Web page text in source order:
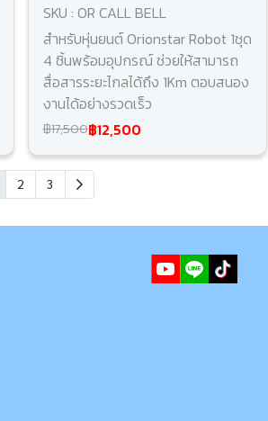
SKU : OR CALL BELL
สำหรับหุ่นยนต์ Orionstar Robot 1ชุด
4 ชิ้นพร้อมอุปกรณ์ ช่วยให้สามารถ
สื่อสารระยะไกลได้ถึง 1Km ตอบสนอง
งานได้อย่างรวดเร็ว
฿17,500฿12,500
2 3